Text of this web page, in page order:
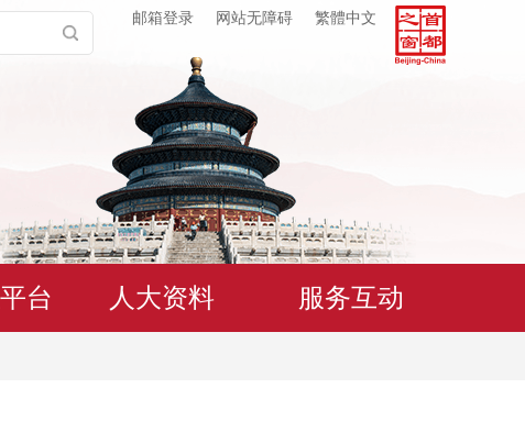
邮箱登录 网站无障碍 繁體中文
台 人大资料 服务互动